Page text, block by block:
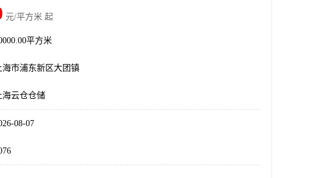
元/平方米 起
平方米
海市浦东新区大团镇
海云仓仓储
08-07